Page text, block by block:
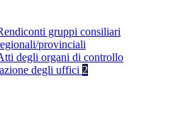
gruppi consiliari
provinciali
degli organi di controllo
degli uffici 2